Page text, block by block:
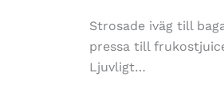
Strosade iväg till
pressa till
Ljuvligt…